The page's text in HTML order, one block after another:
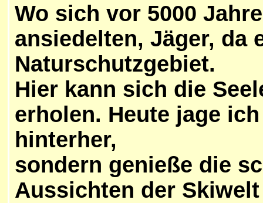
Wo sich vor 5000
ansiedelten, Jäger, da
Naturschutzgebiet.
Hier kann sich die
erholen. Heute jage
hinterher,
sondern genieße die
Aussichten der